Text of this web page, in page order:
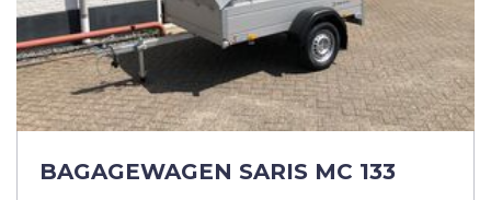
BAGAGEWAGEN SARIS MC 133